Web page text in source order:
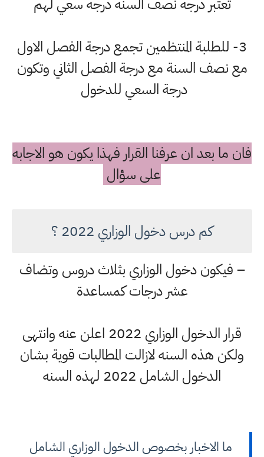
3- للطلبة المنتظمين تجمع درجة الفصل الاول
مع نصف السنة مع درجة الفصل الثاني وتكون
درجة السعي للدخول
فان ما بعد ان عرفنا القرار فهذا يكون هو الاجابه
على سؤال
كم درس دخول الوزاري 2022 ؟
– فيكون دخول الوزاري بثلاث دروس وتضاف
عشر درجات كمساعدة
قرار الدخول الوزاري 2022 اعلن عنه وانتهى
ولكن هذه السنه لازالت المطالبات قوية بشان
الدخول الشامل 2022 لهذه السنه
ما الاخبار بخصوص الدخول الوزاري الشامل